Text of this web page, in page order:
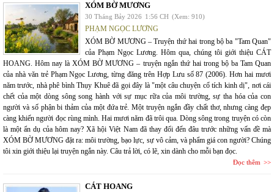
XÓM BỜ MƯƠNG
30 Tháng Bảy 2026 1:56 CH (Xem: 910)
PHẠM NGỌC LƯƠNG
XÓM BỜ MƯƠNG – Truyện thứ hai trong bộ ba "Tam Quan"
của Phạm Ngọc Lương. Hôm qua, chúng tôi giới thiệu CÁT
HOANG. Hôm nay là XÓM BỜ MƯƠNG – truyện ngắn thứ hai trong bộ ba Tam Quan
của nhà văn trẻ Phạm Ngọc Lương, từng đăng trên Hợp Lưu số 87 (2006). Hơn hai mươi
năm trước, nhà phê bình Thụy Khuê đã gọi đây là "một câu chuyện cổ tích kinh dị", nơi cái
chết của một dòng sông song hành với sự mục rữa của môi trường, sự tha hóa của con
người và số phận bi thảm của một đứa trẻ. Một truyện ngắn đầy chất thơ, nhưng càng đẹp
càng khiến người đọc rùng mình. Hai mươi năm đã trôi qua. Dòng sông trong truyện có còn
là một ẩn dụ của hôm nay? Xã hội Việt Nam đã thay đổi đến đâu trước những vấn đề mà
XÓM BỜ MƯƠNG đặt ra: môi trường, bạo lực, sự vô cảm, và phẩm giá con người? Chúng
tôi xin giới thiệu lại truyện ngắn này. Câu trả lời, có lẽ, xin dành cho mỗi bạn đọc.
Đọc thêm
CÁT HOANG